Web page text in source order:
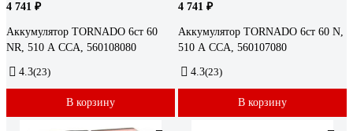
4 741 ₽
Аккумулятор TORNADO 6ст 60
NR, 510 А CCA, 560108080
4.3(23)
В корзину
4 741 ₽
Аккумулятор TORNADO 6ст 60 N,
510 А CCA, 560107080
4.3(23)
В корзину